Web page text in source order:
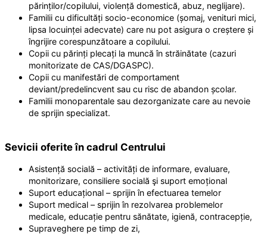
părinților/copilului, violență domestică, abuz, neglijare).
Familii cu dificultăți socio-economice (șomaj, venituri mici,
lipsa locuinței adecvate) care nu pot asigura o creștere și
îngrijire corespunzătoare a copilului.
Copii cu părinți plecați la muncă în străinătate (cazuri
monitorizate de CAS/DGASPC).
Copii cu manifestări de comportament
deviant/predelincvent sau cu risc de abandon școlar.
Familii monoparentale sau dezorganizate care au nevoie
de sprijin specializat.
Sevicii oferite în cadrul Centrului
Asistență socială – activități de informare, evaluare,
monitorizare, consiliere socială şi suport emoțional
Suport educațional – sprijin în efectuarea temelor
Suport medical – sprijin în rezolvarea problemelor
medicale, educație pentru sănătate, igienă, contracepție,
Supraveghere pe timp de zi,